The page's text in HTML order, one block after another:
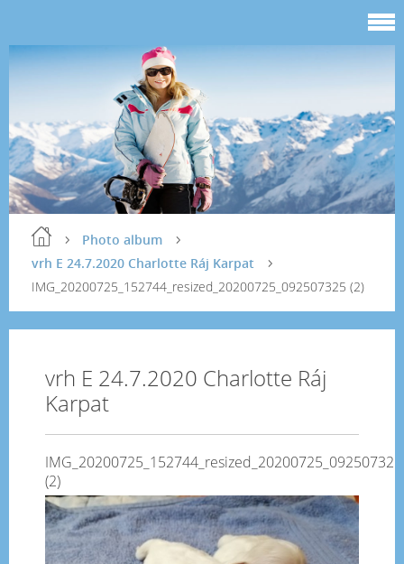
Photo album
vrh E 24.7.2020 Charlotte Ráj Karpat
IMG_20200725_152744_resized_20200725_092507325 (2)
vrh E 24.7.2020 Charlotte Ráj
Karpat
IMG_20200725_152744_resized_20200725_092507325
(2)